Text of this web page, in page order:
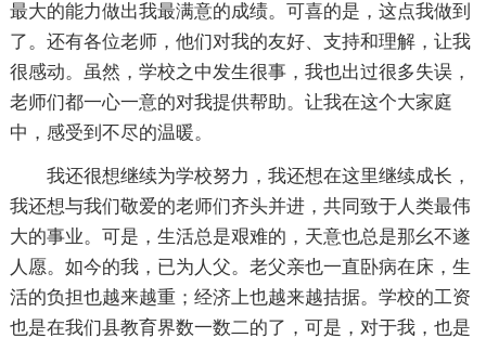
最大的能力做出我最满意的成绩。可喜的是，这点我做到
了。还有各位老师，他们对我的友好、支持和理解，让我
很感动。虽然，学校之中发生很事，我也出过很多失误，
老师们都一心一意的对我提供帮助。让我在这个大家庭
中，感受到不尽的温暖。
我还很想继续为学校努力，我还想在这里继续成长，
我还想与我们敬爱的老师们齐头并进，共同致于人类最伟
大的事业。可是，生活总是艰难的，天意也总是那幺不遂
人愿。如今的我，已为人父。老父亲也一直卧病在床，生
活的负担也越来越重；经济上也越来越拮据。学校的工资
也是在我们县教育界数一数二的了，可是，对于我，也是